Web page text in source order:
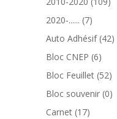
2020-...... 77
produits
Auto Adhésif 4242
Bloc CNEP 66
Bloc Feuillet 5252
Bloc souvenir 00
Carnet 1717